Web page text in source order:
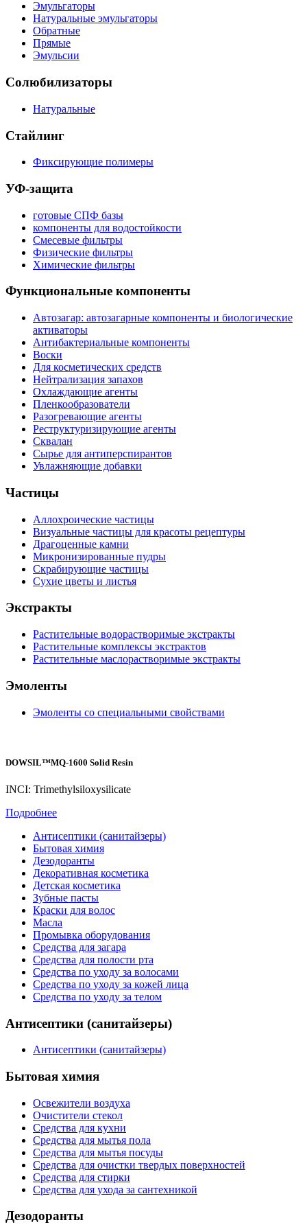
Эмульгаторы
Натуральные эмульгаторы
Обратные
Прямые
Эмульсии
Солюбилизаторы
Натуральные
Стайлинг
Фиксирующие полимеры
УФ-защита
готовые СПФ базы
компоненты для водостойкости
Смесевые фильтры
Физические фильтры
Химические фильтры
Функциональные компоненты
Автозагар: автозагарные компоненты и биологические
активаторы
Антибактериальные компоненты
Воски
Для косметических средств
Нейтрализация запахов
Охлаждающие агенты
Пленкообразователи
Разогревающие агенты
Реструктуризирующие агенты
Сквалан
Сырье для антиперспирантов
Увлажняющие добавки
Частицы
Аллохроические частицы
Визуальные частицы для красоты рецептуры
Драгоценные камни
Микронизированные пудры
Скрабирующие частицы
Сухие цветы и листья
Экстракты
Растительные водорастворимые экстракты
Растительные комплексы экстрактов
Растительные маслорастворимые экстракты
Эмоленты
Эмоленты со специальными свойствами
DOWSIL™MQ-1600 Solid Resin
INCI: Trimethylsiloxysilicate
Подробнее
Антисептики (санитайзеры)
Бытовая химия
Дезодоранты
Декоративная косметика
Детская косметика
Зубные пасты
Краски для волос
Масла
Промывка оборудования
Средства для загара
Средства для полости рта
Средства по уходу за волосами
Средства по уходу за кожей лица
Средства по уходу за телом
Антисептики (санитайзеры)
Антисептики (санитайзеры)
Бытовая химия
Освежители воздуха
Очистители стекол
Средства для кухни
Средства для мытья пола
Средства для мытья посуды
Средства для очистки твердых поверхностей
Средства для стирки
Средства для ухода за сантехникой
Дезодоранты